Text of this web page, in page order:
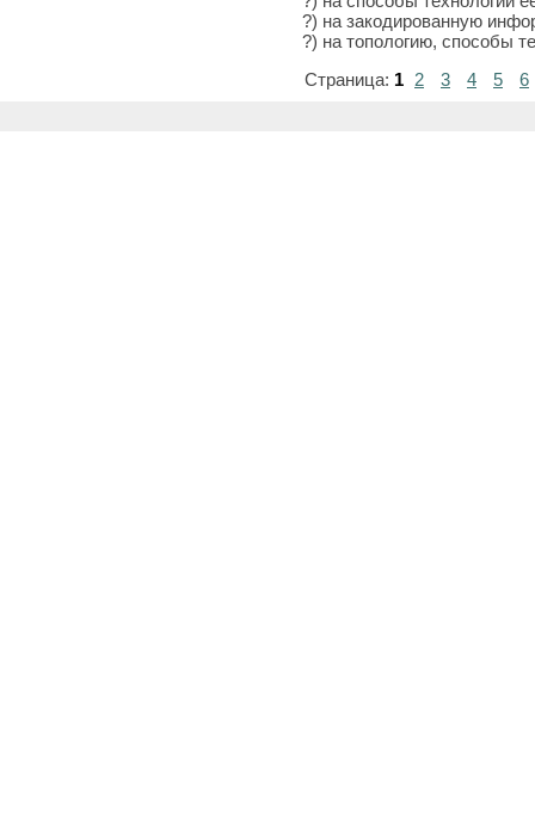
?) на закодированную
?) на топологию, способы
Страница: 1 2 3 4 5 6